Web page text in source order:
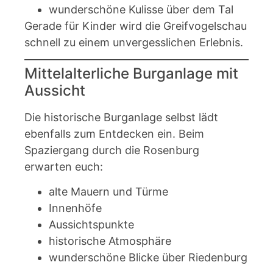
wunderschöne Kulisse über dem Tal
Gerade für Kinder wird die Greifvogelschau
schnell zu einem unvergesslichen Erlebnis.
Mittelalterliche Burganlage mit
Aussicht
Die historische Burganlage selbst lädt
ebenfalls zum Entdecken ein. Beim
Spaziergang durch die Rosenburg
erwarten euch:
alte Mauern und Türme
Innenhöfe
Aussichtspunkte
historische Atmosphäre
wunderschöne Blicke über Riedenburg